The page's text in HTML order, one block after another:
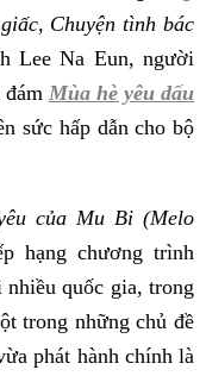
Chuyện tình bác
Lee Na Eun, người
Mùa hè yêu dấu
sức hấp dẫn cho bộ
của Mu Bi (Melo
hạng chương trình
quốc gia, trong
trong những chủ đề
phát hành chính là